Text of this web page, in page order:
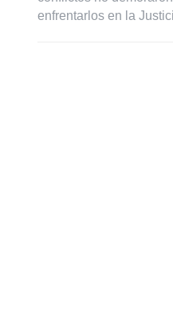
enfrentarlos en la